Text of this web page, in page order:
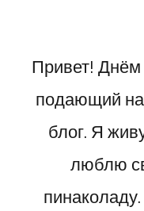
Привет!
подающий
блог. Я
люблю